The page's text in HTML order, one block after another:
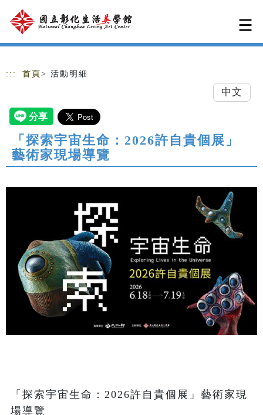
跳到主要內容
網站導覽
::: 首頁 > 活動明細
中文
「探索宇宙生命：2026許自貴個展」
藝術家現場導覽
「探索宇宙生命：2026許自貴個展」藝術家現
場導覽